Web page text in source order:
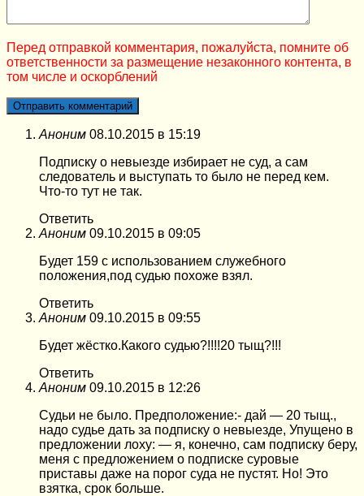
Перед отправкой комментария, пожалуйста, помните об
ответственности за размещение незаконного контента, в
том числе и оскорблений
Аноним 08.10.2015 в 15:19
Подписку о невыезде избирает не суд, а сам
следователь и выступать то было не перед кем.
Что-то тут не так.
Ответить
Аноним 09.10.2015 в 09:05
Будет 159 с использованием служебного
положения,под судью похоже взял.
Ответить
Аноним 09.10.2015 в 09:55
Будет жёстко.Какого судью?!!!!20 тыщ?!!!
Ответить
Аноним 09.10.2015 в 12:26
Судьи не было. Предположение:- дай — 20 тыщ.,
надо судье дать за подписку о невыезде, Упущено в
предложении лоху: — я, конечно, сам подписку беру,
меня с предложением о подписке суровые
приставы даже на порог суда не пустят. Но! Это
взятка, срок больше.